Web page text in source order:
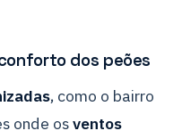
dos peões
, como o bairro
onde osventos